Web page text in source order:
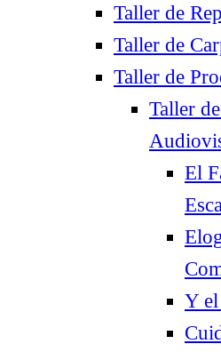
Taller de
Taller de
Taller de
Taller
El
Y el